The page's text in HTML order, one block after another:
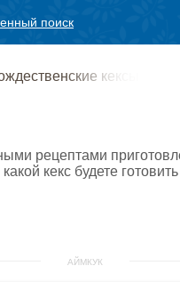
поиск
кексы
рецептами
кекс будете
АЙМКУК